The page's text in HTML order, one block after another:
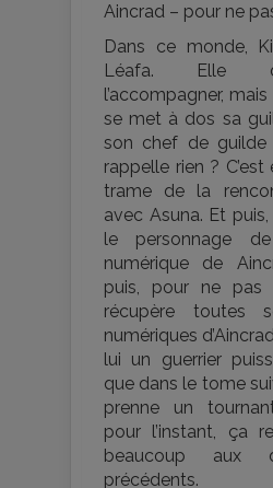
Aincrad – pour ne
Dans ce monde,
Léafa. Elle
l’accompagner,
se met à dos sa
son chef de
rappelle rien ?
trame de la
avec Asuna. Et
le personnage
numérique de
puis, pour ne pas
récupère toutes
numériques
lui un guerrier
que dans le tome
prenne un
pour l’instant, ça
beaucoup aux
précédents.